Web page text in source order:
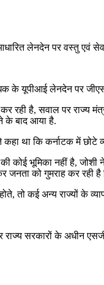
लेनदेन पर वस्तु एवं
के यूपीआई लेनदेन पर
है, सवाल पर राज्य
के बाद आया है.
कहा था कि कर्नाटक में
भूमिका नहीं है, जोशी
कर जनता को गुमराह कर
तो कई अन्य राज्यों के
सरकारों के अधीन